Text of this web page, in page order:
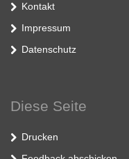
Kontakt
Impressum
Datenschutz
Diese Seite
Drucken